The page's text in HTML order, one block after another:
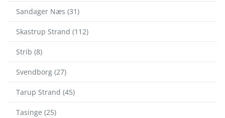
Sandager Næs (31)
Skastrup Strand (112)
Strib (8)
Svendborg (27)
Tarup Strand (45)
Tasinge (25)